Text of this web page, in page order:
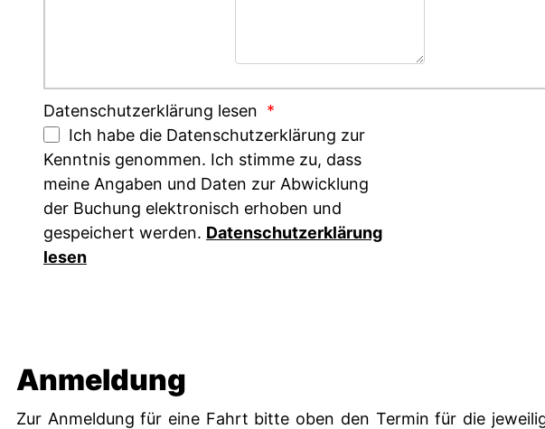
Datenschutzerklärung lesen *
Ich habe die Datenschutzerklärung zur
Kenntnis genommen. Ich stimme zu, dass
meine Angaben und Daten zur Abwicklung
der Buchung elektronisch erhoben und
gespeichert werden. Datenschutzerklärung
lesen
Anmeldung
Zur Anmeldung für eine Fahrt bitte oben den Termin für die